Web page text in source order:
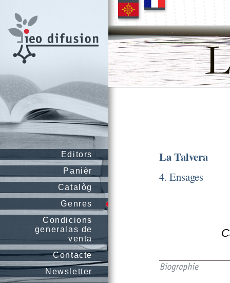
Editors
Panièr
Catalòg
Genres
Condicions
generalas de
venta
Contacte
Newsletter
La Talvera
4. Ensages